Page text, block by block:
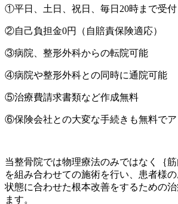
①平日、土日、祝日、毎日20時まで受付
②自己負担金0円（自賠責保険適応）
③病院、整形外科からの転院可能
④病院や整形外科との同時に通院可能
⑤治療費請求書類など作成無料
⑥保険会社との大変な手続きも無料でア
当整骨院では物理療法のみではなく｛筋
を組み合わせての施術を行い、患者様
状態に合わせた根本改善をするための
ます。